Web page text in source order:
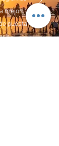
mejor
puesta